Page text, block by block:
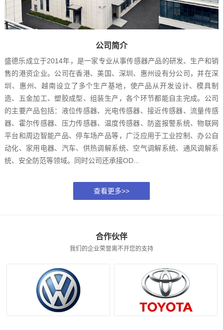
公司简介
盛德乐成立于2014年，是一家专业从事传感器产品的研发、生产和销
售的港资企业。公司在香港、美国、深圳、惠州设有分公司，并在深
圳、惠州、越南设立了多个生产基地，使产品从开发设计、模具制
造、五金加工、塑胶成型、组装生产，各个环节都能自主完成。公司
的主要产品包括：液位传感器、光电传感器、接近传感器、流量传感
器、霍尔传感器、压力传感器、温度传感器、防盗报警系统、物联网
平台和周边智能产品、停车场产品等，广泛应用于工业控制、办公自
动化、家用电器、汽车、供热调解系统、空气调解系统、通风调解系
统、安全防范等领域。同时公司还承接OD...
查看更多>>
合作伙伴
我们的企业荣誉离不开您的支持